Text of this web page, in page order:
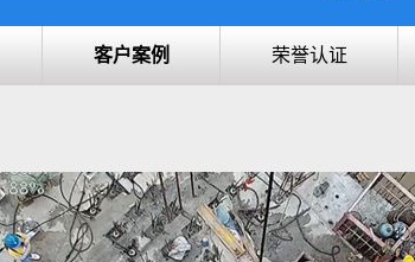
客户案例 荣誉认证